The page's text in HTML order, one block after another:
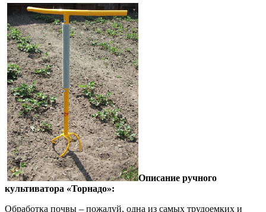
Описание ручного
культиватора «Торнадо»:
Обработка почвы – пожалуй, одна из самых трудоемких и